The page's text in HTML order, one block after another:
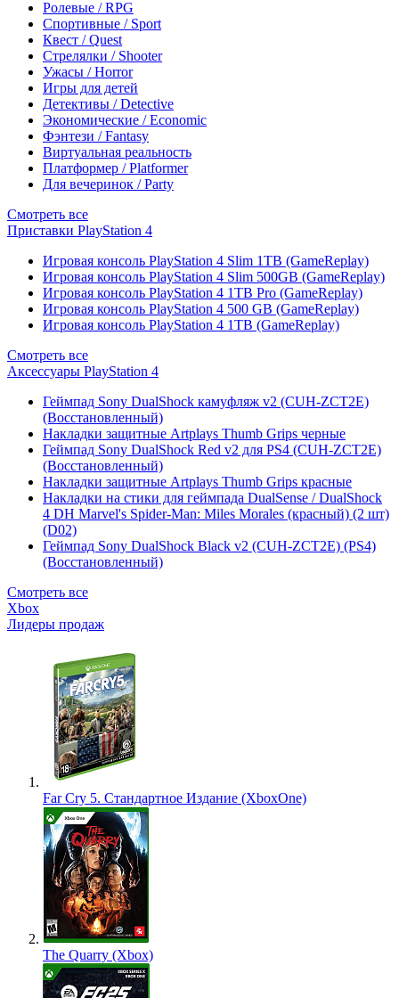
Ролевые / RPG
Спортивные / Sport
Квест / Quest
Стрелялки / Shooter
Ужасы / Horror
Игры для детей
Детективы / Detective
Экономические / Economic
Фэнтези / Fantasy
Виртуальная реальность
Платформер / Platformer
Для вечеринок / Party
Смотреть все
Приставки PlayStation 4
Игровая консоль PlayStation 4 Slim 1TB (GameReplay)
Игровая консоль PlayStation 4 Slim 500GB (GameReplay)
Игровая консоль PlayStation 4 1TB Pro (GameReplay)
Игровая консоль PlayStation 4 500 GB (GameReplay)
Игровая консоль PlayStation 4 1TB (GameReplay)
Смотреть все
Аксессуары PlayStation 4
Геймпад Sony DualShock камуфляж v2 (CUH-ZCT2E)
(Восстановленный)
Накладки защитные Artplays Thumb Grips черные
Геймпад Sony DualShock Red v2 для PS4 (CUH-ZCT2E)
(Восстановленный)
Накладки защитные Artplays Thumb Grips красные
Накладки на стики для геймпада DualSense / DualShock
4 DH Marvel's Spider-Man: Miles Morales (красный) (2 шт)
(D02)
Геймпад Sony DualShock Black v2 (CUH-ZCT2E) (PS4)
(Восстановленный)
Смотреть все
Xbox
Лидеры продаж
Far Cry 5. Стандартное Издание (XboxOne)
The Quarry (Xbox)